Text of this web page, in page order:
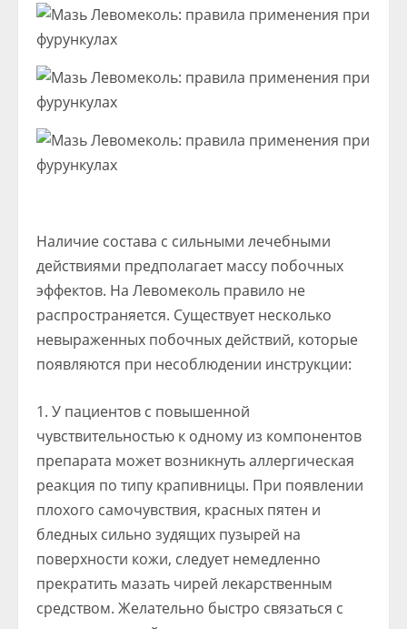
Наличие состава с сильными лечебными
действиями предполагает массу побочных
эффектов. На Левомеколь правило не
распространяется. Существует несколько
невыраженных побочных действий, которые
появляются при несоблюдении инструкции:
У пациентов с повышенной
чувствительностью к одному из компонентов
препарата может возникнуть аллергическая
реакция по типу крапивницы. При появлении
плохого самочувствия, красных пятен и
бледных сильно зудящих пузырей на
поверхности кожи, следует немедленно
прекратить мазать чирей лекарственным
средством. Желательно быстро связаться с